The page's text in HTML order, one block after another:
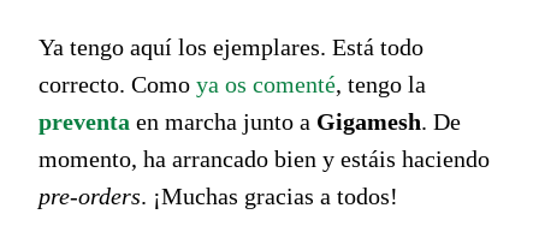
Ya tengo aquí los ejemplares. Está todo
correcto. Como ya os comenté, tengo la
preventa en marcha junto a Gigamesh. De
momento, ha arrancado bien y estáis haciendo
pre-orders. ¡Muchas gracias a todos!